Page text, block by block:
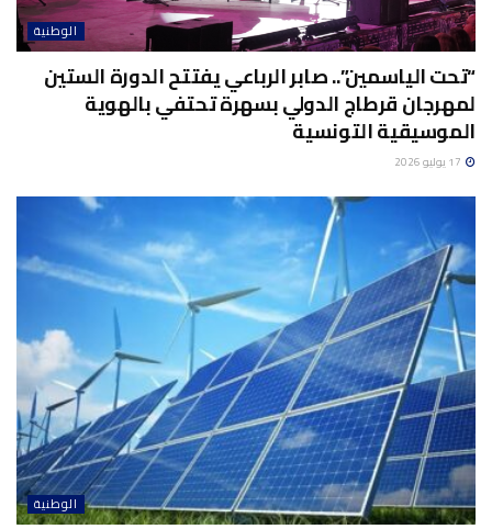
الوطنية
“تحت الياسمين”.. صابر الرباعي يفتتح الدورة الستين
لمهرجان قرطاج الدولي بسهرة تحتفي بالهوية
الموسيقية التونسية
الوطنية